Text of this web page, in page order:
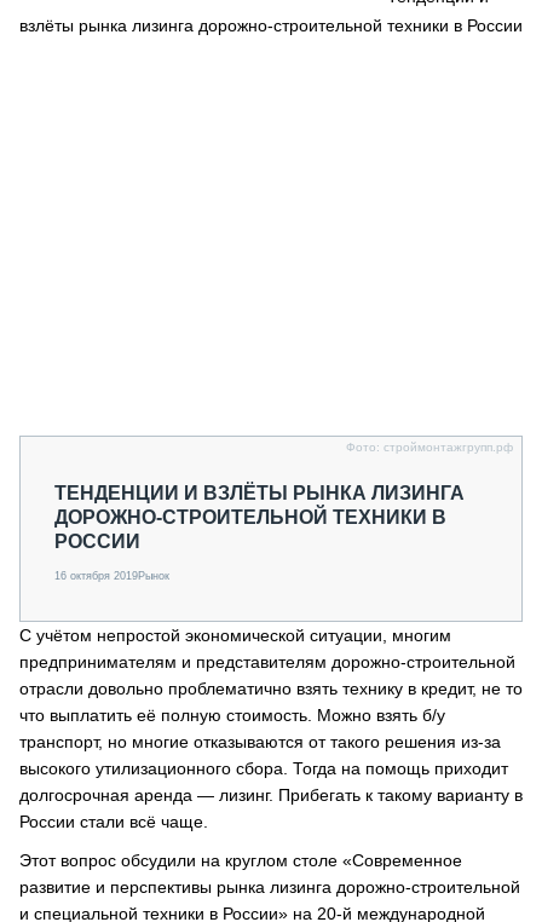
СПЕЦПРОЕКТЫ
взлёты рынка лизинга дорожно-строительной техники в России
Фото: строймонтажгрупп.рф
ТЕНДЕНЦИИ И ВЗЛЁТЫ РЫНКА ЛИЗИНГА
ДОРОЖНО-СТРОИТЕЛЬНОЙ ТЕХНИКИ В
РОССИИ
16 октября 2019Рынок
С учётом непростой экономической ситуации, многим
предпринимателям и представителям дорожно-строительной
отрасли довольно проблематично взять технику в кредит, не то
что выплатить её полную стоимость. Можно взять б/у
транспорт, но многие отказываются от такого решения из-за
высокого утилизационного сбора. Тогда на помощь приходит
долгосрочная аренда — лизинг. Прибегать к такому варианту в
России стали всё чаще.
Этот вопрос обсудили на круглом столе «Современное
развитие и перспективы рынка лизинга дорожно-строительной
и специальной техники в России» на 20-й международной